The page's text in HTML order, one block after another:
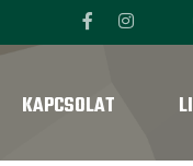
KAPCSOLAT